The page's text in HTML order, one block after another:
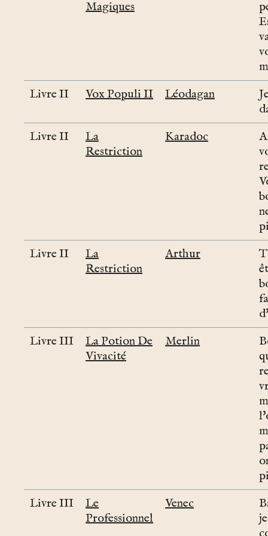
Magiques
Livre II
Vox Populi II Léodagan
Livre II
La
Restriction
Karadoc
Livre II
La
Restriction
Arthur
Livre III
La Potion De
Vivacité
Merlin
Livre III
Le
Professionnel
Venec